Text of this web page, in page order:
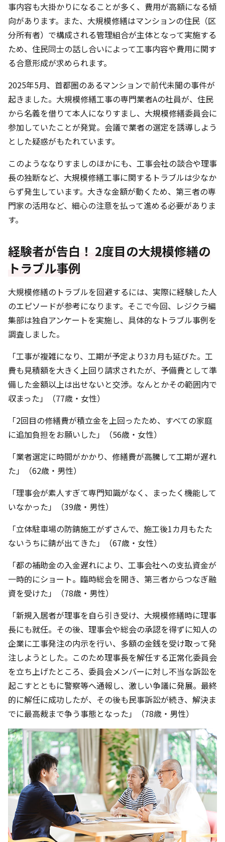
事内容も大掛かりになることが多く、費用が高額になる傾
向があります。また、大規模修繕はマンションの住民（区
分所有者）で構成される管理組合が主体となって実施する
ため、住民同士の話し合いによって工事内容や費用に関す
る合意形成が求められます。
2025年5月、首都圏のあるマンションで前代未聞の事件が
起きました。大規模修繕工事の専門業者Aの社員が、住民
から名義を借りて本人になりすまし、大規模修繕委員会に
参加していたことが発覚。会議で業者の選定を誘導しよう
とした疑惑がもたれています。
このようななりすましのほかにも、工事会社の談合や理事
長の独断など、大規模修繕工事に関するトラブルは少なか
らず発生しています。大きな金額が動くため、第三者の専
門家の活用など、細心の注意を払って進める必要がありま
す。
経験者が告白！ 2度目の大規模修繕の
トラブル事例
大規模修繕のトラブルを回避するには、実際に経験した人
のエピソードが参考になります。そこで今回、レジクラ編
集部は独自アンケートを実施し、具体的なトラブル事例を
調査しました。
「工事が複雑になり、工期が予定より3カ月も延びた。工
費も見積額を大きく上回り請求されたが、予備費として準
備した金額以上は出せないと交渉。なんとかその範囲内で
収まった」（77歳・女性）
「2回目の修繕費が積立金を上回ったため、すべての家庭
に追加負担をお願いした」（56歳・女性）
「業者選定に時間がかかり、修繕費が高騰して工期が遅れ
た」（62歳・男性）
「理事会が素人すぎて専門知識がなく、まったく機能して
いなかった」（39歳・男性）
「立体駐車場の防錆施工がずさんで、施工後1カ月もたた
ないうちに錆が出てきた」（67歳・女性）
「都の補助金の入金遅れにより、工事会社への支払資金が
一時的にショート。臨時総会を開き、第三者からつなぎ融
資を受けた」（78歳・男性）
「新規入居者が理事を自ら引き受け、大規模修繕時に理事
長にも就任。その後、理事会や総会の承認を得ずに知人の
企業に工事発注の内示を行い、多額の金銭を受け取って発
注しようとした。このため理事長を解任する正常化委員会
を立ち上げたところ、委員会メンバーに対し不当な訴訟を
起こすとともに警察等へ通報し、激しい争議に発展。最終
的に解任に成功したが、その後も民事訴訟が続き、解決ま
でに最高裁まで争う事態となった」（78歳・男性）